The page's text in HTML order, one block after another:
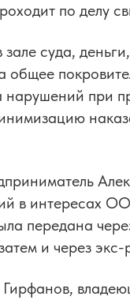
по делу
суда,
общее
при
в интересах
передана
и через экс-
Гирфанов,